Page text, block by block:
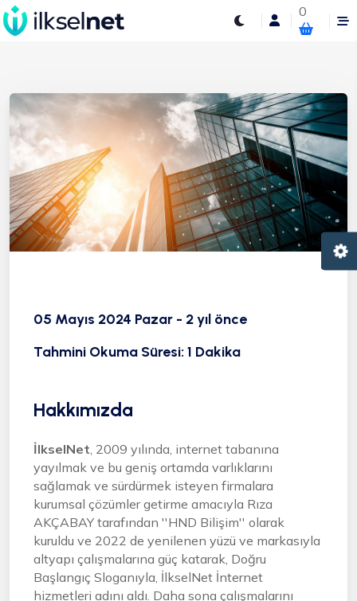
0
05 Mayıs 2024 Pazar - 2 yıl önce
Tahmini Okuma Süresi: 1 Dakika
Hakkımızda
İlkselNet , 2009 yılında, internet tabanına
yayılmak ve bu geniş ortamda varlıklarını
sağlamak ve sürdürmek isteyen firmalara
kurumsal çözümler getirme amacıyla Rıza
AKÇABAY tarafından ''HND Bilişim'' olarak
kuruldu ve 2022 de yenilenen yüzü ve markasıyla
altyapı çalışmalarına güç katarak, Doğru
Başlangıç Sloganıyla, İlkselNet İnternet
hizmetleri adını aldı. Daha sona çalışmalarını